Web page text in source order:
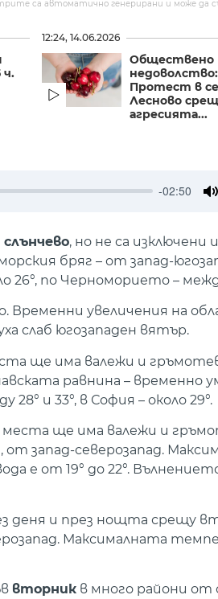
са автоматично генерирани и може да
ч.
12:24, 14.06.2026
Обществено
недоволство:
Протест в
Лесново
агресията...
-02:50
слънчево, но не са изключени
бряг – от запад-
по Черноморието –
Временни увеличения на
слаб югозападен вятър.
ще има валежи и
равнина – временно
и 33°, в София – около 29°.
места ще има валежи и
запад-северозапад.
е от 19° до 22°.
деня и през нощта срещу
Максималната
вторник в много райони